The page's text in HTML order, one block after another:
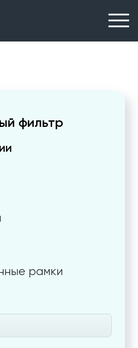
фильтр
рамки